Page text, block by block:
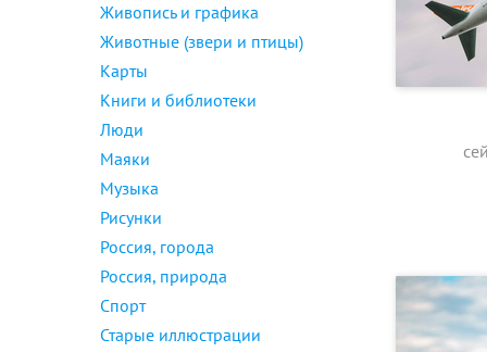
Живопись и графика
Животные (звери и птицы)
Карты
Книги и библиотеки
Люди
Маяки
Музыка
Рисунки
Россия, города
Россия, природа
Спорт
Старые иллюстрации